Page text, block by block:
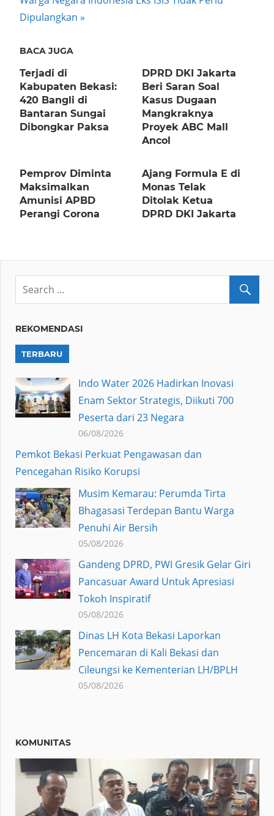
navigation
Post:
Dipulangkan
BACA JUGA
Terjadi di
Kabupaten Bekasi:
420 Bangli di
Bantaran Sungai
Dibongkar Paksa
DPRD DKI Jakarta
Beri Saran Soal
Kasus Dugaan
Mangkraknya
Proyek ABC Mall
Ancol
Pemprov Diminta
Maksimalkan
Amunisi APBD
Perangi Corona
Ajang Formula E di
Monas Telak
Ditolak Ketua
DPRD DKI Jakarta
REKOMENDASI
TERBARU
Indo Water 2026 Hadirkan Inovasi
Enam Sektor Strategis, Diikuti 700
Peserta dari 23 Negara
06/08/2026
Pemkot Bekasi Perkuat Pengawasan dan
Pencegahan Risiko Korupsi
Musim Kemarau: Perumda Tirta
Bhagasasi Terdepan Bantu Warga
Penuhi Air Bersih
05/08/2026
Gandeng DPRD, PWI Gresik Gelar Giri
Pancasuar Award Untuk Apresiasi
Tokoh Inspiratif
05/08/2026
Dinas LH Kota Bekasi Laporkan
Pencemaran di Kali Bekasi dan
Cileungsi ke Kementerian LH/BPLH
05/08/2026
KOMUNITAS